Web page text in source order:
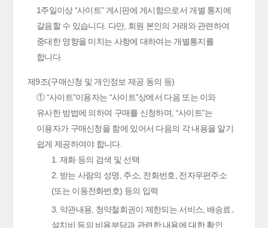
1주일이상 “사이트” 게시판에 게시함으로서 개별 통지에
갈음할 수 있습니다. 다만, 회원 본인의 거래와 관련하여
중대한 영향을 미치는 사항에 대하여는 개별통지를
합니다.
제9조(구매신청 및 개인정보 제공 동의 등)
① “사이트”이용자는 “사이트”상에서 다음 또는 이와
유사한 방법에 의하여 구매를 신청하며, “사이트”는
이용자가 구매신청을 함에 있어서 다음의 각 내용을 알기
쉽게 제공하여야 합니다.
1. 재화 등의 검색 및 선택
2. 받는 사람의 성명, 주소, 전화번호, 전자우편주소
(또는 이동전화번호) 등의 입력
3. 약관내용, 청약철회권이 제한되는 서비스, 배송료․
설치비 등의 비용부담과 관련한 내용에 대한 확인